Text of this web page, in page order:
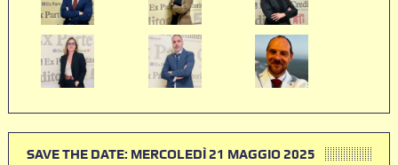
SAVE THE DATE: MERCOLEDÌ 21 MAGGIO 2025